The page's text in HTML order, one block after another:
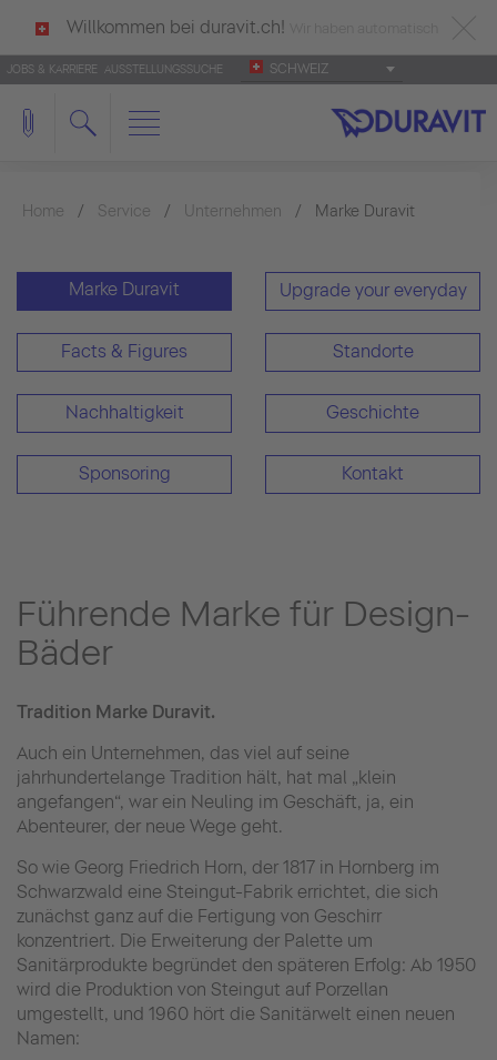
Willkommen bei duravit.ch!
deutsch als Ihre Sprache erkannt.
Français Italiano
JOBS & KARRIERE AUSSTELLUNGSSUCHE SCHWEIZ
Home Service Unternehmen Marke Duravit
Marke Duravit Upgrade your everyday
Facts & Figures Standorte
Nachhaltigkeit Geschichte
Sponsoring Kontakt
Führende Marke für Design-
Bäder
Tradition Marke Duravit.
Auch ein Unternehmen, das viel auf seine
jahrhundertelange Tradition hält, hat mal „klein
angefangen“, war ein Neuling im Geschäft, ja, ein
Abenteurer, der neue Wege geht.
So wie Georg Friedrich Horn, der 1817 in Hornberg im
Schwarzwald eine Steingut-Fabrik errichtet, die sich
zunächst ganz auf die Fertigung von Geschirr
konzentriert. Die Erweiterung der Palette um
Sanitärprodukte begründet den späteren Erfolg: Ab 1950
wird die Produktion von Steingut auf Porzellan
umgestellt, und 1960 hört die Sanitärwelt einen neuen
Namen: